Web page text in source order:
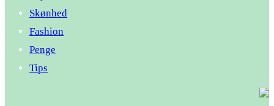
Skønhed
Fashion
Penge
Tips